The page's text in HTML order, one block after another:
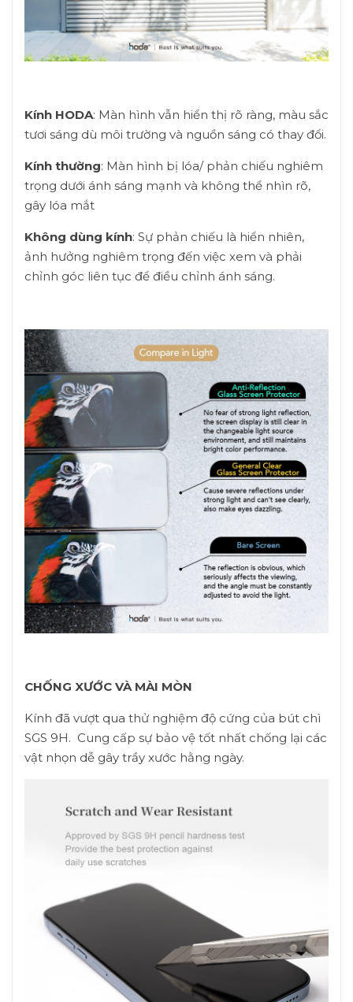
Kính HODA: Màn hình vẫn hiển thị rõ ràng, màu sắc
tươi sáng dù môi trường và nguồn sáng có thay đổi.
Kính thường: Màn hình bị lóa/ phản chiếu nghiêm
trọng dưới ánh sáng mạnh và không thể nhìn rõ,
gây lóa mắt
Không dùng kính: Sự phản chiếu là hiển nhiên,
ảnh hưởng nghiêm trọng đến việc xem và phải
chỉnh góc liên tục để điều chỉnh ánh sáng.
CHỐNG XƯỚC VÀ MÀI MÒN
Kính đã vượt qua thử nghiệm độ cứng của bút chì
SGS 9H. Cung cấp sự bảo vệ tốt nhất chống lại các
vật nhọn dễ gây trầy xước hằng ngày.